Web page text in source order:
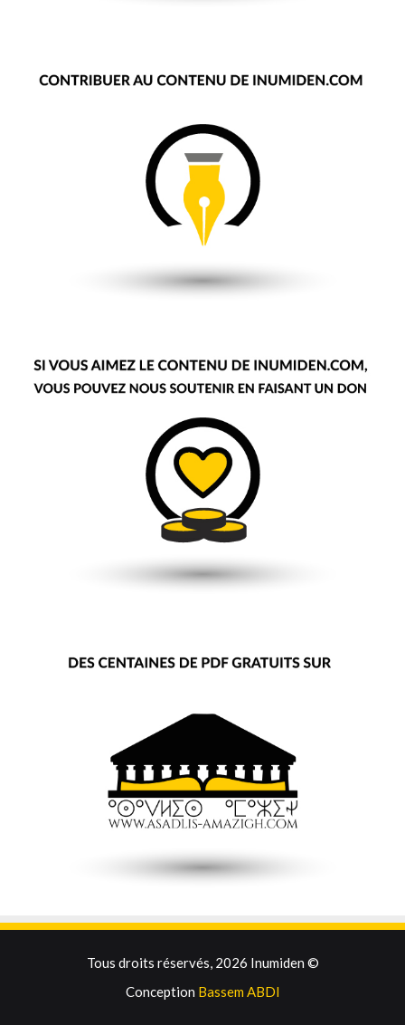
Tous droits réservés, 2026 Inumiden ©
Conception Bassem ABDI